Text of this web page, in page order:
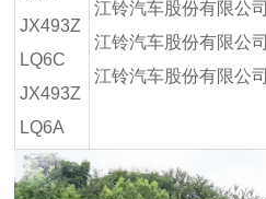
JX493Z
LQ6C
JX493Z
LQ6A
江铃汽车股份有限公司
江铃汽车股份有限公司
江铃汽车股份有限公司